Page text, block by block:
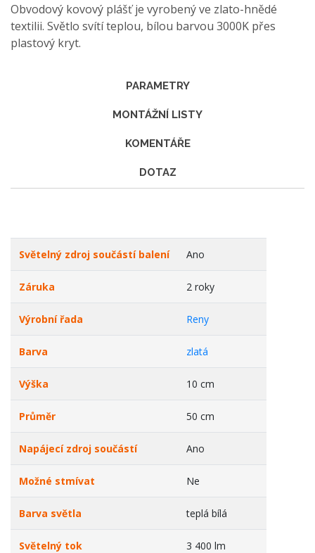
Obvodový kovový plášť je vyrobený ve zlato-hnědé
textilii. Světlo svítí teplou, bílou barvou 3000K přes
plastový kryt.
PARAMETRY
MONTÁŽNÍ LISTY
KOMENTÁŘE
DOTAZ
Světelný zdroj součástí balení Ano
Záruka 2 roky
Výrobní řada Reny
Barva zlatá
Výška 10 cm
Průměr 50 cm
Napájecí zdroj součástí Ano
Možné stmívat Ne
Barva světla teplá bílá
Světelný tok 3 400 lm